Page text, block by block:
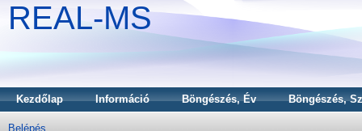
REAL-MS
Kezdőlap Információ Böngészés, Év Böngészés,
Belépés